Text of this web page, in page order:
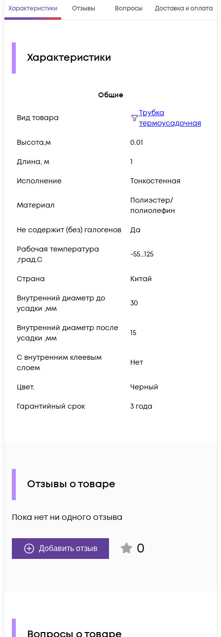
Характеристики Отзывы Вопросы Доставка и оплата
Характеристики
Общие
Вид товара
Трубка
термоусадочная
Высота,м 0.01
Длина, м 1
Исполнение Тонкостенная
Материал
Полиэстер/
полиолефин
Не содержит (без) галогенов Да
Рабочая температура
,град.C
-55...125
Страна Китай
Внутренний диаметр до
усадки ,мм
30
Внутренний диаметр после
усадки ,мм
15
С внутренним клеевым
слоем
Нет
Цвет. Черный
Гарантийный срок 3 года
Отзывы о товаре
Пока нет ни одного отзыва
Добавить отзыв 0